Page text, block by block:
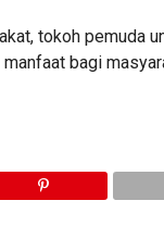
tokoh pemuda
bagi